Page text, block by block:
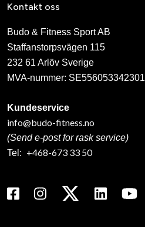
Kontakt oss
Budo & Fitness Sport AB
Staffanstorpsvägen 115
232 61 Arlöv Sverige
MVA-nummer: SE556053342301
Kundeservice
info@budo-fitness.no
(Send e-post for rask service)
Tel: +468-673 33 50